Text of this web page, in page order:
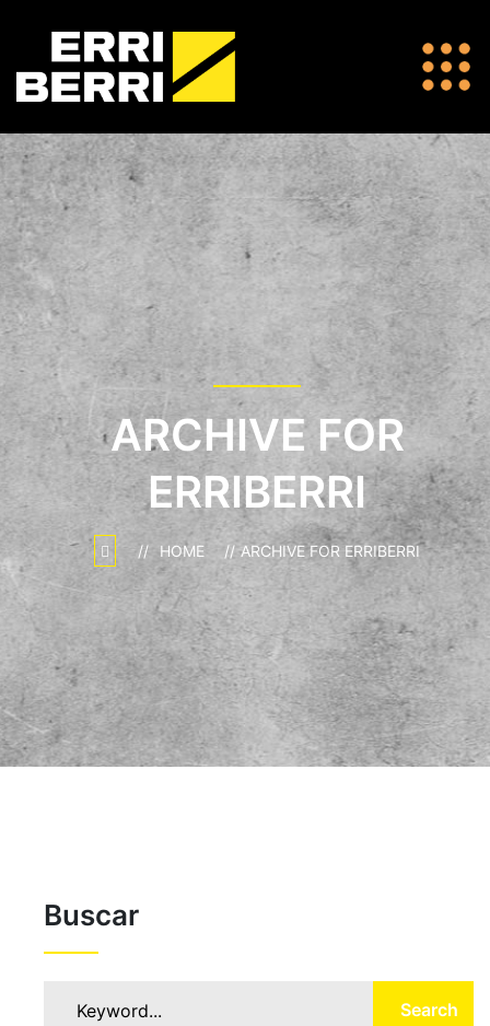
ARCHIVE FOR
ERRIBERRI
HOME ARCHIVE FOR ERRIBERRI
Buscar
Search